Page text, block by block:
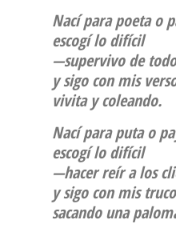
Nací para poeta o
escogí lo difícil
—supervivo de
y sigo con mis
vivita y coleando.
Nací para puta o
escogí lo difícil
—hacer reír a los
y sigo con mis
sacando una